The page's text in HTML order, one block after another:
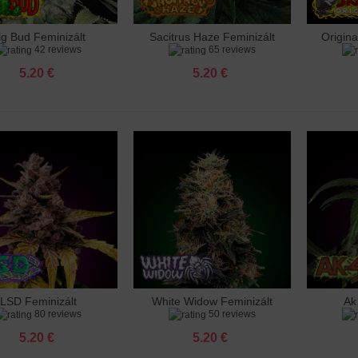
a kosárhoz
Bud Feminizált
42 reviews
5.20 €
Hozzáadás a kosárhoz
Sacitrus Haze Feminizált
65 reviews
5.20 €
a kosárhoz
LSD Feminizált
80 reviews
5.20 €
Hozzáadás a kosárhoz
White Widow Feminizált
50 reviews
5.20 €